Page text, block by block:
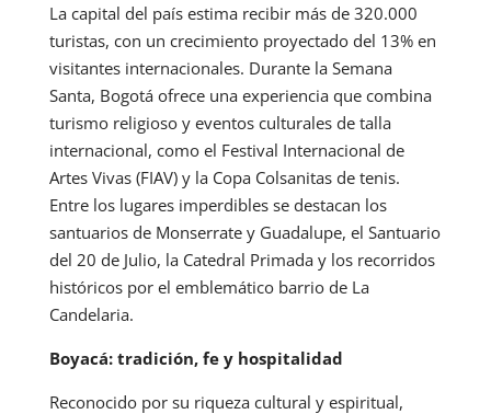
La capital del país estima recibir más de 320.000
turistas, con un crecimiento proyectado del 13% en
visitantes internacionales. Durante la Semana
Santa, Bogotá ofrece una experiencia que combina
turismo religioso y eventos culturales de talla
internacional, como el Festival Internacional de
Artes Vivas (FIAV) y la Copa Colsanitas de tenis.
Entre los lugares imperdibles se destacan los
santuarios de Monserrate y Guadalupe, el Santuario
del 20 de Julio, la Catedral Primada y los recorridos
históricos por el emblemático barrio de La
Candelaria.
Boyacá: tradición, fe y hospitalidad
Reconocido por su riqueza cultural y espiritual,